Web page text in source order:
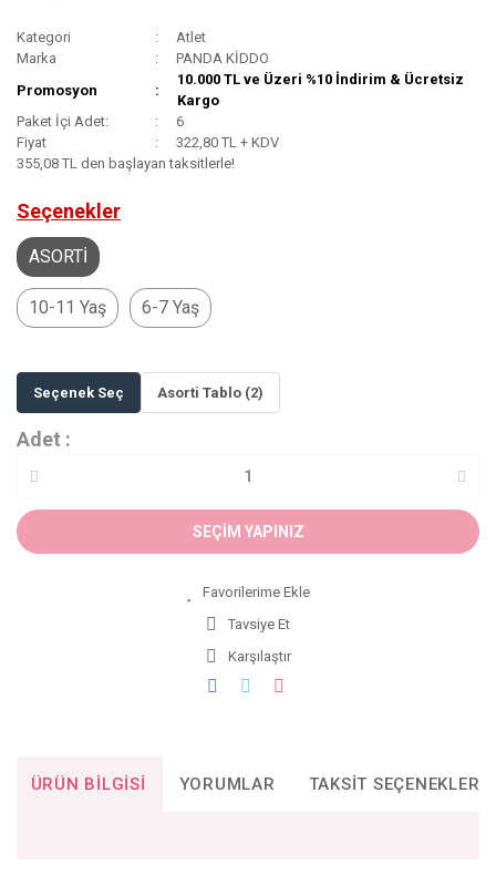
Kategori
Atlet
Marka
PANDA KİDDO
Promosyon
10.000 TL ve Üzeri %10 İndirim & Ücretsiz
Kargo
Paket İçi Adet:
6
Fiyat
322,80 TL + KDV
355,08 TL den başlayan taksitlerle!
Seçenekler
ASORTİ
10-11 Yaş 6-7 Yaş
Seçenek Seç Asorti Tablo (2)
Adet :
SEÇİM YAPINIZ
Tavsiye Et
Karşılaştır
ÜRÜN BILGISI YORUMLAR TAKSIT SEÇENEKLERI